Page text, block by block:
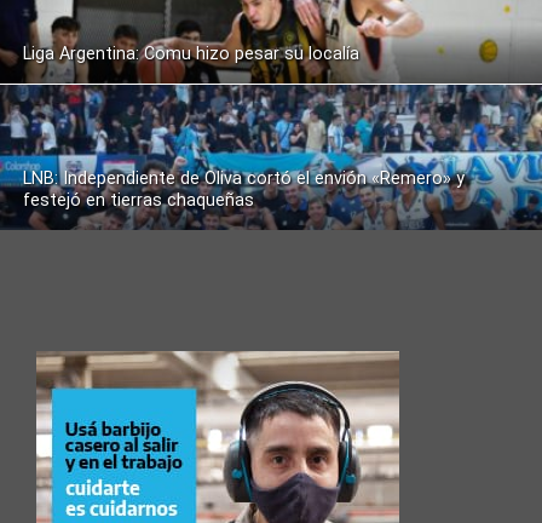
Liga Argentina: Comu hizo pesar su localía
LNB: Independiente de Oliva cortó el envión «Remero» y
festejó en tierras chaqueñas